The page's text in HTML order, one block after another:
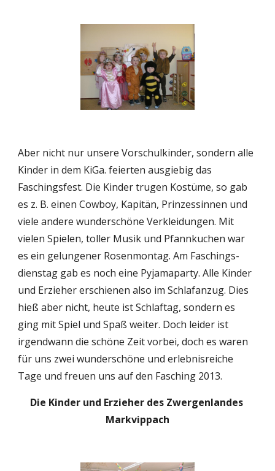
Aber nicht nur unsere Vorschulkinder, sondern alle
Kinder in dem KiGa. feierten ausgiebig das
Faschingsfest. Die Kinder trugen Kostüme, so gab
es z. B. einen Cowboy, Kapitän, Prinzessinnen und
viele andere wunderschöne Verkleidungen. Mit
vielen Spielen, toller Musik und Pfannkuchen war
es ein gelungener Rosenmontag. Am Faschings-
dienstag gab es noch eine Pyjamaparty. Alle Kinder
und Erzieher erschienen also im Schlafanzug. Dies
hieß aber nicht, heute ist Schlaftag, sondern es
ging mit Spiel und Spaß weiter. Doch leider ist
irgendwann die schöne Zeit vorbei, doch es waren
für uns zwei wunderschöne und erlebnisreiche
Tage und freuen uns auf den Fasching 2013.
Die Kinder und Erzieher des Zwergenlandes
Markvippach